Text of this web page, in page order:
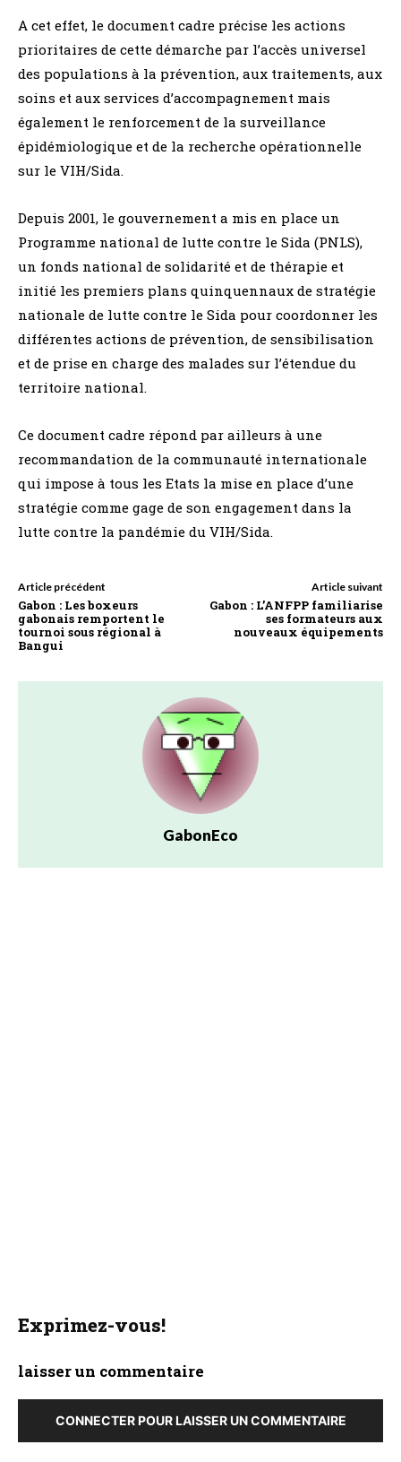
A cet effet, le document cadre précise les actions
prioritaires de cette démarche par l’accès universel
des populations à la prévention, aux traitements, aux
soins et aux services d’accompagnement mais
également le renforcement de la surveillance
épidémiologique et de la recherche opérationnelle
sur le VIH/Sida.
Depuis 2001, le gouvernement a mis en place un
Programme national de lutte contre le Sida (PNLS),
un fonds national de solidarité et de thérapie et
initié les premiers plans quinquennaux de stratégie
nationale de lutte contre le Sida pour coordonner les
différentes actions de prévention, de sensibilisation
et de prise en charge des malades sur l’étendue du
territoire national.
Ce document cadre répond par ailleurs à une
recommandation de la communauté internationale
qui impose à tous les Etats la mise en place d’une
stratégie comme gage de son engagement dans la
lutte contre la pandémie du VIH/Sida.
Article précédent
Gabon : Les boxeurs
gabonais remportent le
tournoi sous régional à
Bangui
Article suivant
Gabon : L’ANFPP familiarise
ses formateurs aux
nouveaux équipements
GabonEco
Exprimez-vous!
laisser un commentaire
CONNECTER POUR LAISSER UN COMMENTAIRE